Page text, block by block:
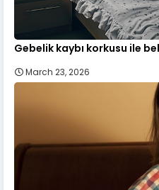
Gebelik kaybı korkusu ile
March 23, 2026